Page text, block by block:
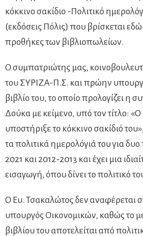
κόκκινο σακίδιο -Πολιτικό
(εκδόσεις Πόλις) που βρίσκεται
προθήκες των βιβλιοπωλείων.
Ο συμπατριώτης μας,
του ΣΥΡΙΖΑ-Π.Σ. και πρώην
βιβλίο του, το οποίο προλογίζει η
Δούκα με κείμενο, υπό τον τίτλο:
υποστήριξε το κόκκινο σακίδιό
τα πολιτικά ημερολόγιά του για
2021 και 2012-2013 και έχει μια
εισαγωγή, όπου δίνει το πολιτικό
Ο Ευ. Τσακαλώτος δεν αναφέρεται
υπουργός Οικονομικών, καθώς το
βιβλίου του αποτελείται από